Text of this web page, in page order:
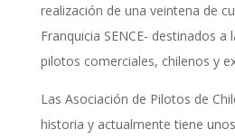
realización de una veintena de
Franquicia SENCE- destinados a
pilotos comerciales, chilenos y
Las Asociación de Pilotos de
historia y actualmente tiene